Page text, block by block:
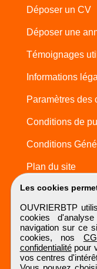
Les cookies
OUVRIERBTP
cookies
navigation sur ce
cookies, nos
confidentialitépour
vos centres
Déposer un CV
Déposer une
Témoignages
Informations
Paramètres des
Conditions de
Conditions
Plan du site